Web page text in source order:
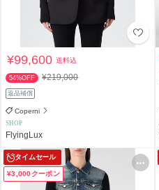
¥99,600送料込
54%OFF ¥219,000
返品補償
Coperni
SHOP
FlyingLux
タイムセール
¥3,000クーポン